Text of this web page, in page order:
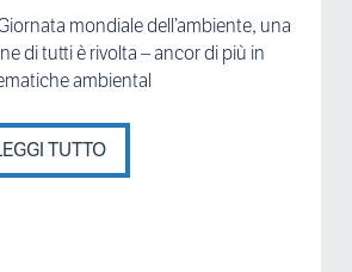
mondiale dell’ambiente, una
di tutti è rivolta – ancor di più in
ambiental
TUTTO